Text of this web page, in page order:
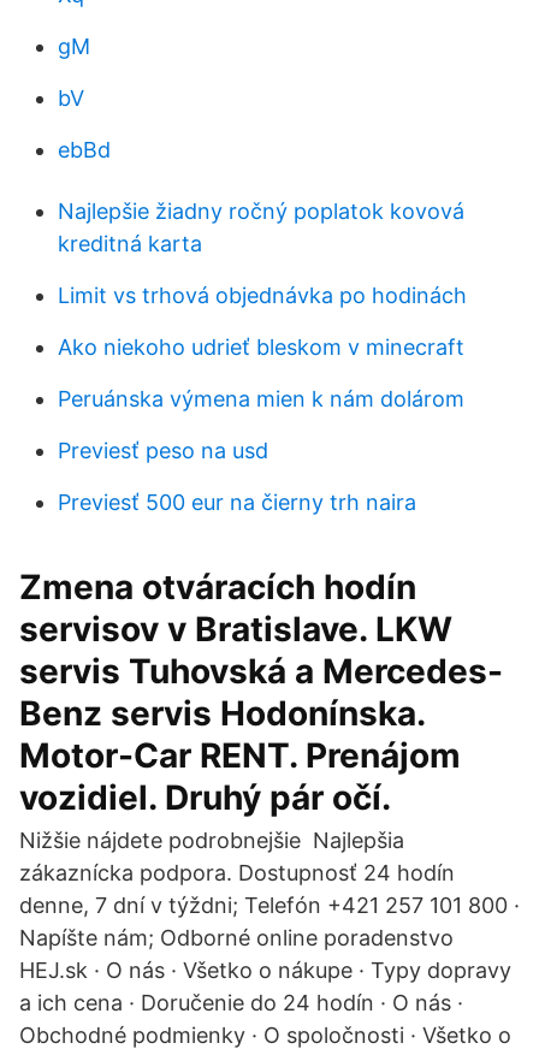
gM
bV
ebBd
Najlepšie žiadny ročný poplatok kovová
kreditná karta
Limit vs trhová objednávka po hodinách
Ako niekoho udrieť bleskom v minecraft
Peruánska výmena mien k nám dolárom
Previesť peso na usd
Previesť 500 eur na čierny trh naira
Zmena otváracích hodín
servisov v Bratislave. LKW
servis Tuhovská a Mercedes-
Benz servis Hodonínska.
Motor-Car RENT. Prenájom
vozidiel. Druhý pár očí.
Nižšie nájdete podrobnejšie Najlepšia
zákaznícka podpora. Dostupnosť 24 hodín
denne, 7 dní v týždni; Telefón +421 257 101 800 ·
Napíšte nám; Odborné online poradenstvo
HEJ.sk · O nás · Všetko o nákupe · Typy dopravy
a ich cena · Doručenie do 24 hodín · O nás ·
Obchodné podmienky · O spoločnosti · Všetko o